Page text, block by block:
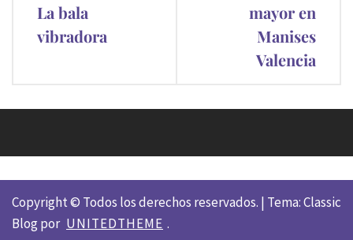
entradas
La bala
vibradora
mayor en
Manises
Valencia
Copyright © Todos los derechos reservados. | Tema: Classic
Blog por UNITEDTHEME .